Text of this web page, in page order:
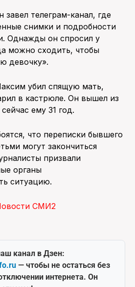
завел телеграм-канал, где
снимки и подробности
Однажды он спросил у
можно сходить, чтобы
девочку».
убил спящую мать,
в кастрюле. Он вышел из
ему 31 год.
что переписки бывшего
могут закончиться
призвали
органы
ситуацию.
СМИ2
канал в Дзен:
— чтобы не остаться без
интернета. Он